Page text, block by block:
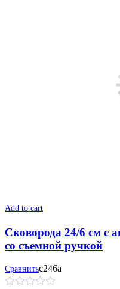
Add to cart
Сковорода 24/6 см с
со съемной ручкой
Сравнитьс246а